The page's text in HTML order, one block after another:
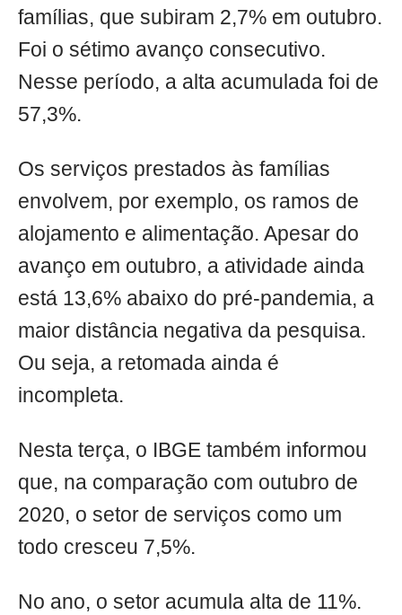
famílias, que subiram 2,7% em outubro.
Foi o sétimo avanço consecutivo.
Nesse período, a alta acumulada foi de
57,3%.
Os serviços prestados às famílias
envolvem, por exemplo, os ramos de
alojamento e alimentação. Apesar do
avanço em outubro, a atividade ainda
está 13,6% abaixo do pré-pandemia, a
maior distância negativa da pesquisa.
Ou seja, a retomada ainda é
incompleta.
Nesta terça, o IBGE também informou
que, na comparação com outubro de
2020, o setor de serviços como um
todo cresceu 7,5%.
No ano, o setor acumula alta de 11%.